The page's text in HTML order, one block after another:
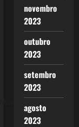
novembro
2023
outubro
2023
setembro
2023
agosto
2023